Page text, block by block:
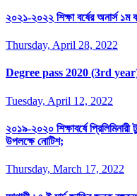
২০২১-২০২২ শিক্ষা বর্ষের অনার্স ১ম
Thursday, April 28, 2022
Degree pass 2020 (3rd
Tuesday, April 12, 2022
২০১৯-২০২০ শিক্ষাবর্ষে প্রিলিমিনারী
উপলক্ষে নোটিশ;
Thursday, March 17, 2022